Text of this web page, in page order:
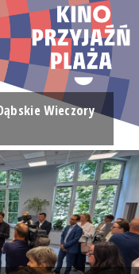
Wieczory